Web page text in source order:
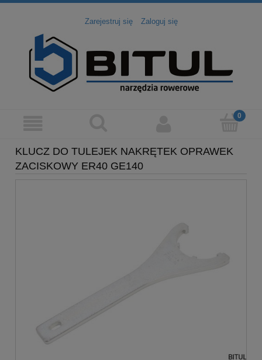
Zarejestruj się Zaloguj się
KLUCZ DO TULEJEK NAKRĘTEK OPRAWEK
ZACISKOWY ER40 GE140